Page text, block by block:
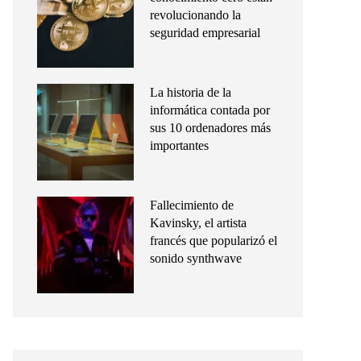
revolucionando la
seguridad empresarial
La historia de la
informática contada por
sus 10 ordenadores más
importantes
Fallecimiento de
Kavinsky, el artista
francés que popularizó el
sonido synthwave